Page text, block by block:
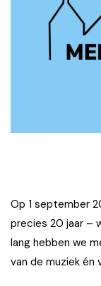
Op 1 september
precies 20 jaar –
lang hebben we
van de muziek én